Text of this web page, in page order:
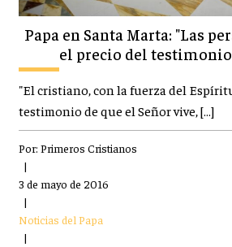
Papa en Santa Marta: "Las
el precio del
"El cristiano, con la fuerza del
testimonio de que el Señor vive, […]
Por: Primeros Cristianos
|
3 de mayo de 2016
|
Noticias del Papa
|